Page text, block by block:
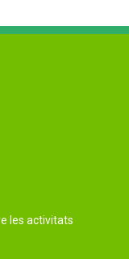
les activitats